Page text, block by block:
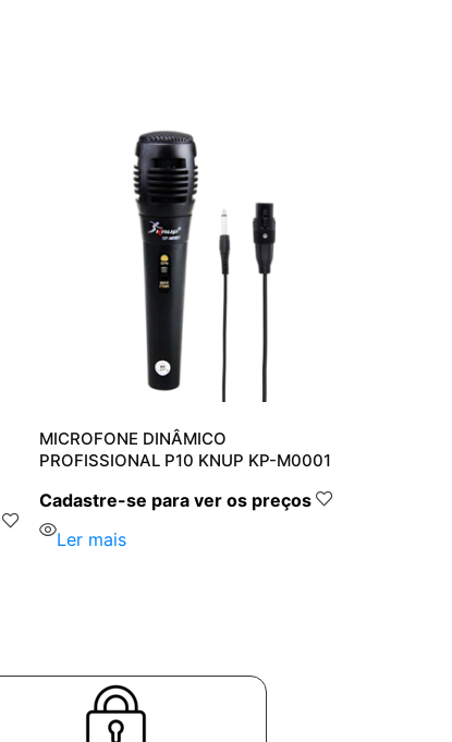
MICROFONE DINÂMICO
PROFISSIONAL P10 KNUP KP-M0001
Cadastre-se para ver os preços
Ler mais